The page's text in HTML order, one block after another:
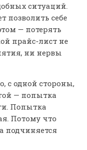
ситуаций.
позволить себе
— потерять
прайс-лист не
ни нервы
с одной стороны,
— попытка
Попытка
Потому что
подчиняется